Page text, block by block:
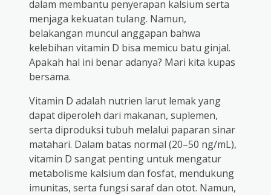
dalam membantu penyerapan kalsium serta
menjaga kekuatan tulang. Namun,
belakangan muncul anggapan bahwa
kelebihan vitamin D bisa memicu batu ginjal.
Apakah hal ini benar adanya? Mari kita kupas
bersama.
Vitamin D adalah nutrien larut lemak yang
dapat diperoleh dari makanan, suplemen,
serta diproduksi tubuh melalui paparan sinar
matahari. Dalam batas normal (20–50 ng/mL),
vitamin D sangat penting untuk mengatur
metabolisme kalsium dan fosfat, mendukung
imunitas, serta fungsi saraf dan otot. Namun,